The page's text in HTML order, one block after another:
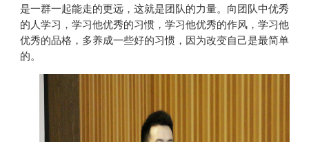
是一群一起能走的更远，这就是团队的力量。向团队中优秀
的人学习，学习他优秀的习惯，学习他优秀的作风，学习他
优秀的品格，多养成一些好的习惯，因为改变自己是最简单
的。